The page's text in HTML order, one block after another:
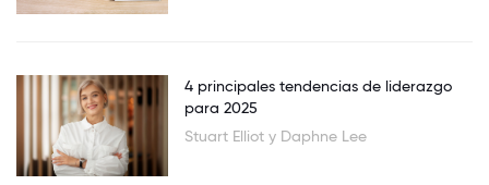
4 principales tendencias de liderazgo
para 2025
Stuart Elliot y Daphne Lee